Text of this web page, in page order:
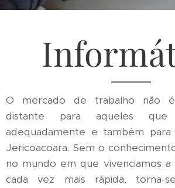
O mercado de trabalho não
distante para aqueles
adequadamente e também
Jericoacoara. Sem o
no mundo em que vivenciamos a
cada vez mais rápida, torna-